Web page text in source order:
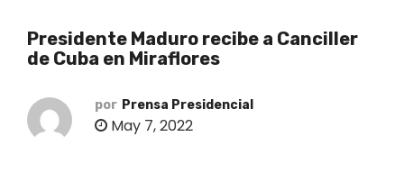
Presidente Maduro recibe a Canciller
de Cuba en Miraflores
por Prensa Presidencial
May 7, 2022